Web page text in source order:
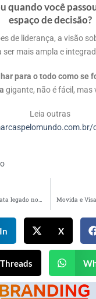
quando você
espaço de decisão?
de liderança, a visão
ser mais ampla e
para o todo como se
gigante, não é fácil, mas
Leia outras
Gillette resgata legado no esporte e aposta em superstição do torcedor com #CaraDeCampeão
X
Threads